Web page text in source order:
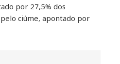
por 27,5% dos
ciúme, apontado por